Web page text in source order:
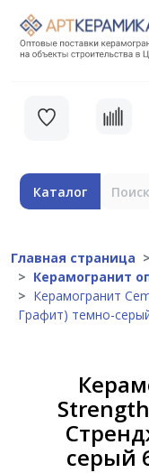
Каталог
Главная страница
Керамогранит
Керамогранит
Графит) темно-
серый